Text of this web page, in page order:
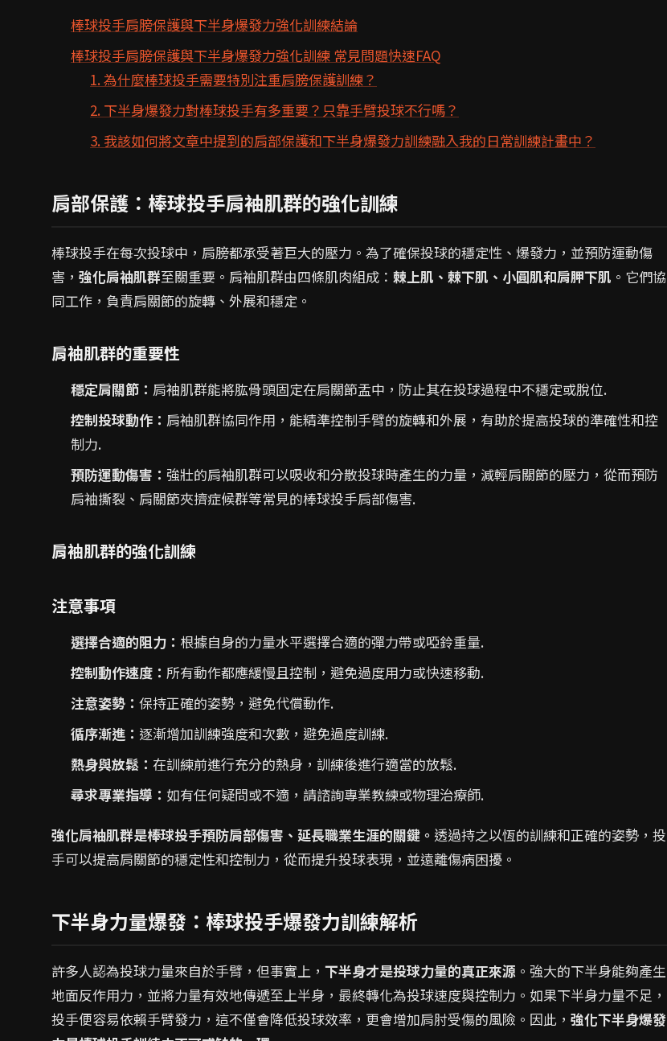
棒球投手肩膀保護與下半身爆發力強化訓練結論
棒球投手肩膀保護與下半身爆發力強化訓練 常見問題快速FAQ
1. 為什麼棒球投手需要特別注重肩膀保護訓練？
2. 下半身爆發力對棒球投手有多重要？只靠手臂投球不行嗎？
3. 我該如何將文章中提到的肩部保護和下半身爆發力訓練融入我的日常訓練計畫中？
肩部保護：棒球投手肩袖肌群的強化訓練
棒球投手在每次投球中，肩膀都承受著巨大的壓力。為了確保投球的穩定性、爆發力，並預防運動傷
害， 強化肩袖肌群至關重要。肩袖肌群由四條肌肉組成： 棘上肌、棘下肌、小圓肌和肩胛下肌 。它們協
同工作，負責肩關節的旋轉、外展和穩定。
肩袖肌群的重要性
穩定肩關節： 肩袖肌群能將肱骨頭固定在肩關節盂中，防止其在投球過程中不穩定或脫位.
控制投球動作： 肩袖肌群協同作用，能精準控制手臂的旋轉和外展，有助於提高投球的準確性和控
制力.
預防運動傷害： 強壯的肩袖肌群可以吸收和分散投球時產生的力量，減輕肩關節的壓力，從而預防
肩袖撕裂、肩關節夾擠症候群等常見的棒球投手肩部傷害.
肩袖肌群的強化訓練
注意事項
選擇合適的阻力： 根據自身的力量水平選擇合適的彈力帶或啞鈴重量.
控制動作速度： 所有動作都應緩慢且控制，避免過度用力或快速移動.
注意姿勢： 保持正確的姿勢，避免代償動作.
循序漸進： 逐漸增加訓練強度和次數，避免過度訓練.
熱身與放鬆： 在訓練前進行充分的熱身，訓練後進行適當的放鬆.
尋求專業指導： 如有任何疑問或不適，請諮詢專業教練或物理治療師.
強化肩袖肌群是棒球投手預防肩部傷害、延長職業生涯的關鍵。 透過持之以恆的訓練和正確的姿勢，投
手可以提高肩關節的穩定性和控制力，從而提升投球表現，並遠離傷病困擾。
下半身力量爆發：棒球投手爆發力訓練解析
許多人認為投球力量來自於手臂，但事實上， 下半身才是投球力量的真正來源 。強大的下半身能夠產生
地面反作用力，並將力量有效地傳遞至上半身，最終轉化為投球速度與控制力。如果下半身力量不足，
投手便容易依賴手臂發力，這不僅會降低投球效率，更會增加肩肘受傷的風險。因此， 強化下半身爆發